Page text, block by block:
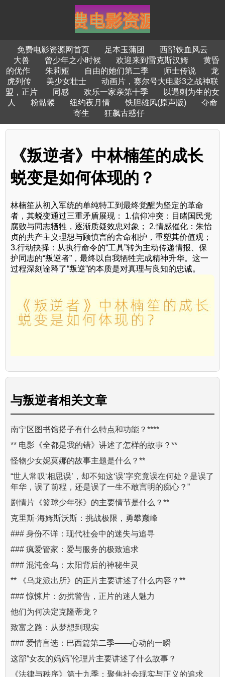
免费电影资源网首页 足本玉蒲团
西部铁血风云
大兽
曾少年之小时候 欢迎来到雷克斯汉姆
黄昏
的优作
朱莉娅 自由的她们第二季 师士传说
龙
虎列传
美少女壮士
动画片，赛尔号大电影3之战神联
盟，正片
同感 欢乐一家亲第十季
以遇刺为生的女
人
粉骷髅 纽约夜月情 铁胆雄风(原声版)
夺命
寄生
狂飙古惑仔
《叛逆者》中林楠笙的成长
蜕变是如何体现的？
林楠笙从初入军统的单纯特工到最终觉醒为坚定的革命
者，其蜕变通过三重矛盾展现： 1.信仰冲突：目睹国民党
腐败与同志牺牲，逐渐质疑效忠对象； 2.情感催化：朱怡
贞的共产主义理想与顾慎言的舍命相护，重塑其价值观；
3.行动抉择：从执行命令的“工具”转为主动传递情报、保
护同志的“叛逆者”，最终以自我牺牲完成精神升华。这一
过程深刻诠释了“叛逆”的本质是对真理与良知的忠诚。
与叛逆者相关文章
南宁区图书馆搭子有什么特点和功能？****
** 电影《全都是我的错》讲述了怎样的故事？**
怪物少女妮莫娜的故事主题是什么？**
“世人常叹‘相思误’，却不知这‘误’字究竟误在何处？是误了
年华，误了前程，还是误了一生不敢言明的痴心？”
剧情片《篮球少年张》的主要情节是什么？**
克里斯·海姆斯沃斯：挑战极限，勇攀巅峰
### 身份不详：现代社会中的迷失与追寻
### 疯爱管家：爱与服务的极致追求
### 混沌金乌：太阳背后的神秘生灵
** 《乌龙派出所》的正片主要讲述了什么内容？**
### 惊悚片：勿扰警告，正片的迷人魅力
他们为何决定克隆蒂龙？
致富之路：从梦想到现实
### 爱情盲选：巴西篇第二季——心动的一瞬
这部“女友的妈妈”伦理片主要讲述了什么故事？
《法律与秩序》第十九季：聚焦社会现实与正义的追求